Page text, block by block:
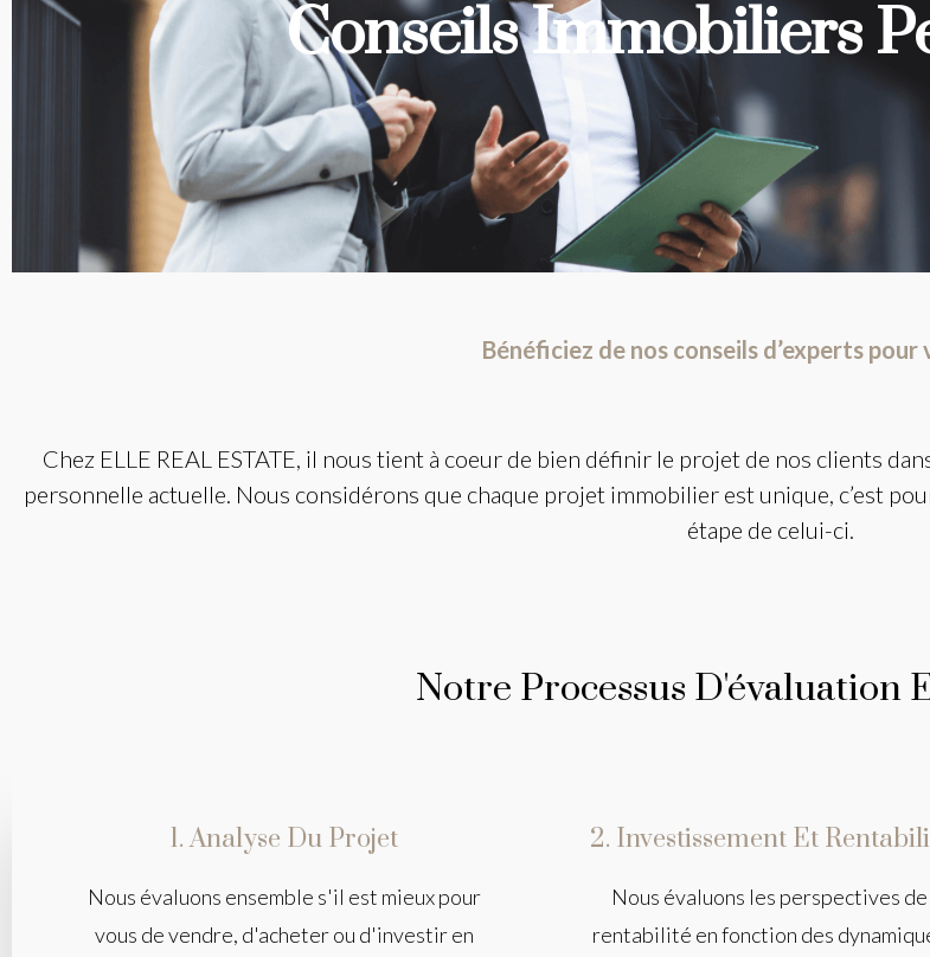
Conseils Immobiliers
Bénéficiez de nos conseils d’experts
Chez ELLE REAL ESTATE, il nous tient à coeur de bien définir le projet de nos clients
personnelle actuelle. Nous considérons que chaque projet immobilier est unique, c’est
étape de celui-ci.
Notre Processus D'évaluation
1. Analyse Du Projet
Nous évaluons ensemble s'il est mieux pour
vous de vendre, d'acheter ou d'investir en
2. Investissement Et
Nous évaluons les perspectives de
rentabilité en fonction des